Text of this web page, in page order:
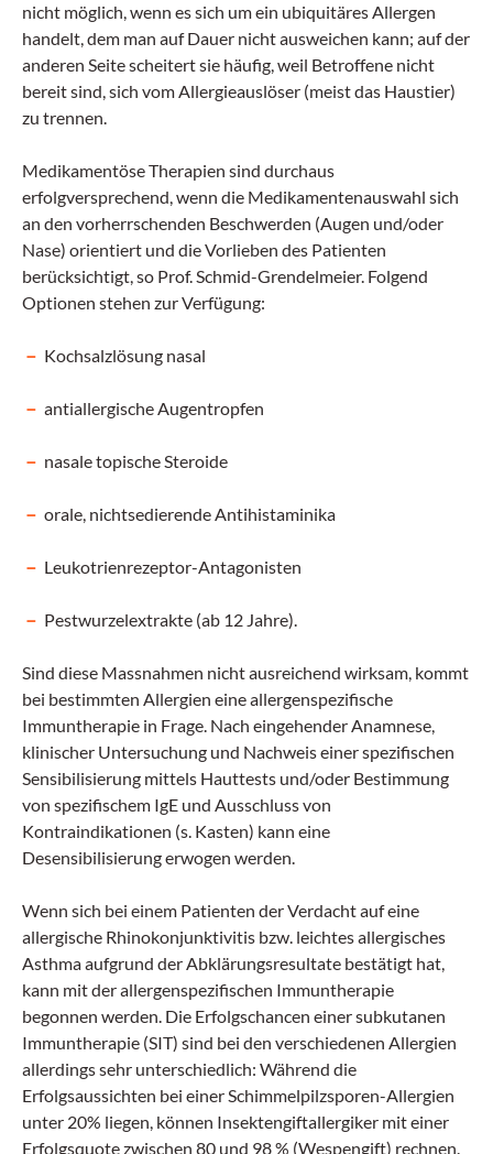
nicht möglich, wenn es sich um ein ubiquitäres Allergen
handelt, dem man auf Dauer nicht ausweichen kann; auf der
anderen Seite scheitert sie häufig, weil Betroffene nicht
bereit sind, sich vom Allergieauslöser (meist das Haustier)
zu trennen.
Medikamentöse Therapien sind­ durchaus
erfolgversprechend, wenn die Medikamentenauswahl sich
an den vorherrschenden Beschwerden (Augen und/oder
Nase) orientiert und die Vorlieben des Patienten
berücksichtigt, so Prof. Schmid-Grendelmeier. Folgend
Optionen stehen zur Verfügung:
Kochsalzlösung nasal
antiallergische Augentropfen
nasale topische Steroide
orale, nichtsedierende Antihistaminika
Leukotrienrezeptor-Antagonisten
Pestwurzelextrakte (ab 12 Jahre).
Sind diese Massnahmen nicht ausreichend wirksam, kommt
bei bestimmten Allergien eine allergenspezifische
Immuntherapie in Frage. Nach eingehender Anamnese,
klinischer Untersuchung und Nachweis einer spezifischen
Sensibilisierung mittels Hauttests und/oder Bestimmung
von spezifischem IgE und Ausschluss von
Kontraindikationen (s. Kasten) kann eine
Desensibilisierung erwogen werden.
Wenn sich bei einem Patienten der Verdacht auf eine
allergische Rhinokonjunktivitis bzw. leichtes allergisches
Asthma aufgrund der Abklärungsresultate bestätigt hat,
kann mit der allergenspezifischen Immuntherapie
begonnen werden. Die Erfolgschancen einer subkutanen
Immuntherapie (SIT) sind bei den verschiedenen Allergien
allerdings sehr unterschiedlich: Während die
Erfolgsaussichten bei einer Schimmelpilzsporen-Allergien
unter 20% liegen, können Insektengiftallergiker mit einer
Erfolgsquote zwischen 80 und 98 % (Wespengift) rechnen.